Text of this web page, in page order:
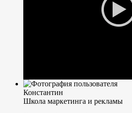
Константин
Школа маркетинга и рекламы